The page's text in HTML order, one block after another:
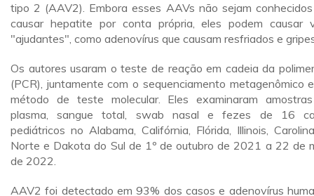
tipo 2 (AAV2). Embora esses AAVs não sejam
causar hepatite por conta própria, eles podem causar
"ajudantes", como adenovírus que causam resfriados e
Os autores usaram o teste de reação em cadeia da
(PCR), juntamente com o sequenciamento metagenômico
método de teste molecular. Eles examinaram
plasma, sangue total, swab nasal e fezes de 16
pediátricos no Alabama, Califórnia, Flórida, Illinois,
Norte e Dakota do Sul de 1º de outubro de 2021 a 22 de
de 2022.
AAV2 foi detectado em 93% dos casos e adenovírus